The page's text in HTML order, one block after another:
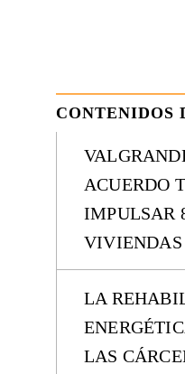
CONTENIDOS
ACUERDO
IMPULSAR
VIVIENDAS
LA
LAS